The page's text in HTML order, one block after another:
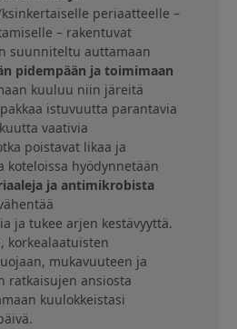
periaatteelle –
– rakentuvat
suunniteltu auttamaan
pidempään ja toimimaan
kuuluu niin järeitä
istuvuutta parantavia
vaativia
poistavat likaa ja
koteloissa hyödynnetään
ja antimikrobista
ja tukee arjen kestävyyttä.
korkealaatuisten
mukavuuteen ja
ratkaisujen ansiosta
kuulokkeistasi